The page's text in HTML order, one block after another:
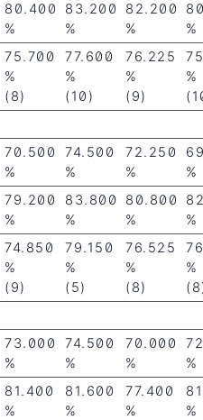
80.400
%
83.200
%
82.200
%
%
75.700
%
(8)
77.600
%
(10)
76.225
%
(9)
%
70.500
%
74.500
%
72.250
%
%
79.200
%
83.800
%
80.800
%
%
74.850
%
(9)
79.150
%
(5)
76.525
%
(8)
%
73.000
%
74.500
%
70.000
%
%
81.400
%
81.600
%
77.400
%
%